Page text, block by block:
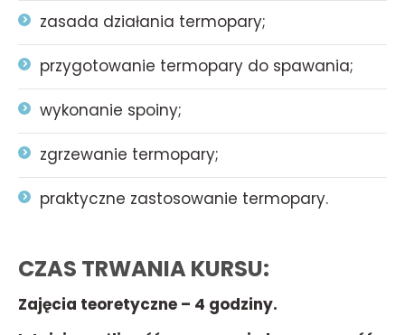
zasada działania termopary;
przygotowanie termopary do spawania;
wykonanie spoiny;
zgrzewanie termopary;
praktyczne zastosowanie termopary.
CZAS TRWANIA KURSU:
Zajęcia teoretyczne – 4 godziny.